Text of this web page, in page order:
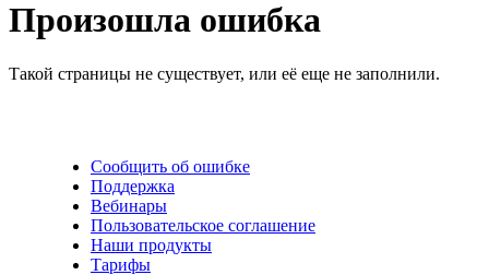
Произошла ошибка
Такой страницы не существует, или её еще не заполнили.
Сообщить об ошибке
Поддержка
Вебинары
Пользовательское соглашение
Наши продукты
Тарифы